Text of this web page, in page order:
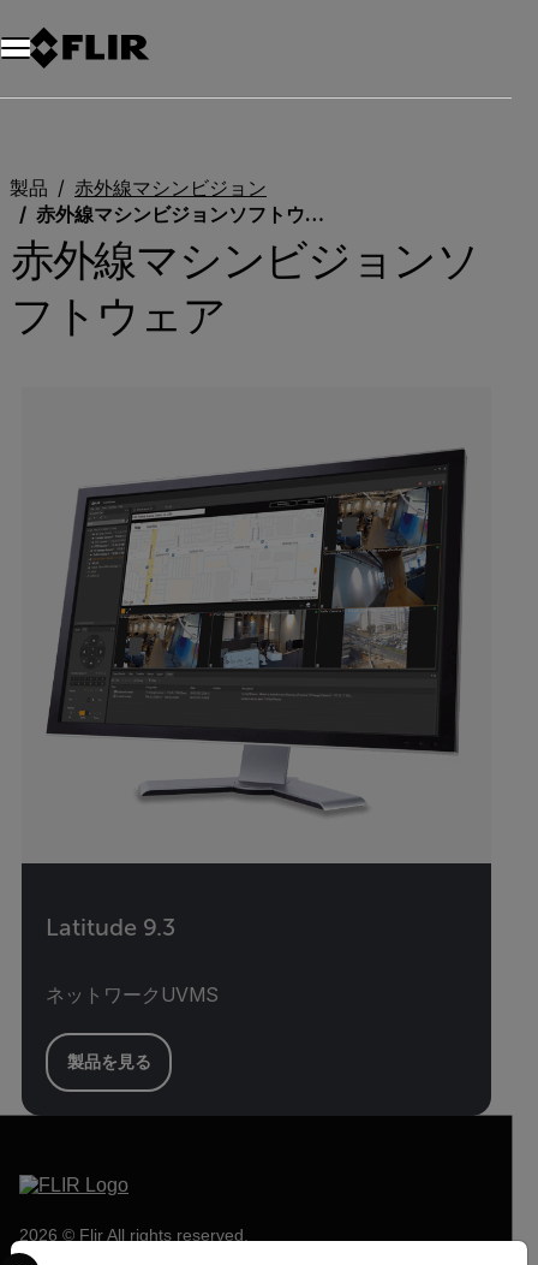
製品
赤外線マシンビジョン
赤外線マシンビジョンソフトウェア
赤外線マシンビジョンソ
フトウェア
Latitude 9.3
ネットワークUVMS
製品を見る
2026 © Flir All rights reserved.
Select your preferred country and language from the